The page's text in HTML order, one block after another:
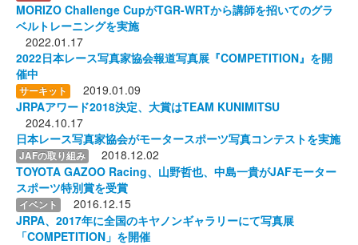
MORIZO Challenge CupがTGR-WRTから講師を招いてのグラ
ベルトレーニングを実施
2022.01.17
2022日本レース写真家協会報道写真展『COMPETITION』を開
催中
サーキット
2019.01.09
JRPAアワード2018決定、大賞はTEAM KUNIMITSU
2024.10.17
日本レース写真家協会がモータースポーツ写真コンテストを実施
JAFの取り組み
2018.12.02
TOYOTA GAZOO Racing、山野哲也、中島一貴がJAFモーター
スポーツ特別賞を受賞
イベント
2016.12.15
JRPA、2017年に全国のキヤノンギャラリーにて写真展
「COMPETITION」を開催